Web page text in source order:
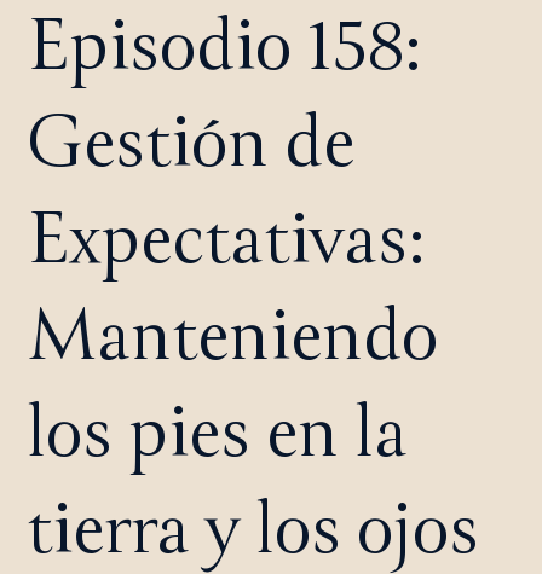
Episodio 158:
Gestión de
Expectativas:
Manteniendo
los pies en la
tierra y los ojos